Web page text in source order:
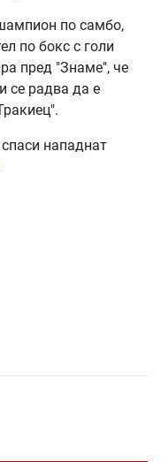
по самбо,
по бокс с голи
пред "Знаме", че
се радва да е
нападнат